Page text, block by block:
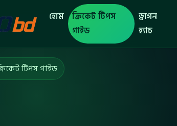
হোম
ক্রিকেট টিপস
গাইড
ড্রাগন
হ্যাচ
টিপস গাইড